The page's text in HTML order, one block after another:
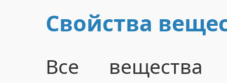
Свойства
Все вещества